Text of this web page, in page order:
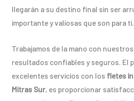
llegarán a su destino final sin ser
importante y valiosas que son para ti.
Trabajamos de la mano con
resultados confiables y seguros. El
excelentes servicios con los fletes
Mitras Sur, es proporcionar